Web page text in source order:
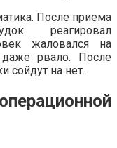
После приема
реагировал
жаловался на
рвало. После
сойдут на нет.